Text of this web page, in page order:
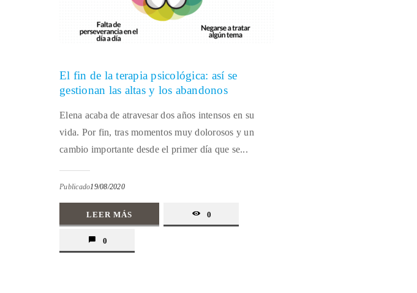
El fin de la terapia psicológica: así se
gestionan las altas y los abandonos
Elena acaba de atravesar dos años intensos en su
vida. Por fin, tras momentos muy dolorosos y un
cambio importante desde el primer día que se...
Publicado19/08/2020
LEER MÁS 0
0